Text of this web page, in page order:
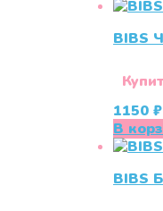
BIBS
1150 ₽
В
BIBS